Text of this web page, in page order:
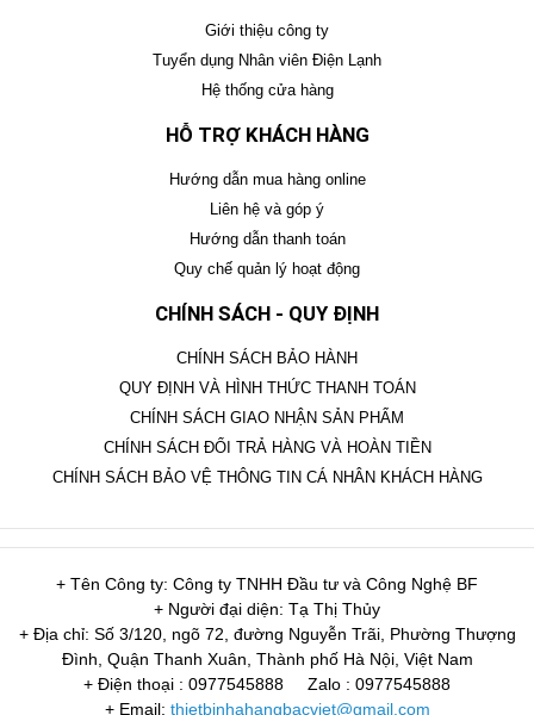
Giới thiệu công ty
Tuyển dụng Nhân viên Điện Lạnh
Hệ thống cửa hàng
HỖ TRỢ KHÁCH HÀNG
Hướng dẫn mua hàng online
Liên hệ và góp ý
Hướng dẫn thanh toán
Quy chế quản lý hoạt động
CHÍNH SÁCH - QUY ĐỊNH
CHÍNH SÁCH BẢO HÀNH
QUY ĐỊNH VÀ HÌNH THỨC THANH TOÁN
CHÍNH SÁCH GIAO NHẬN SẢN PHẨM
CHÍNH SÁCH ĐỔI TRẢ HÀNG VÀ HOÀN TIỀN
CHÍNH SÁCH BẢO VỆ THÔNG TIN CÁ NHÂN KHÁCH HÀNG
+ Tên Công ty: Công ty TNHH Đầu tư và Công Nghệ BF
+ Người đại diện: Tạ Thị Thủy
+ Địa chỉ: Số 3/120, ngõ 72, đường Nguyễn Trãi, Phường Thượng
Đình, Quận Thanh Xuân, Thành phố Hà Nội, Việt Nam
+ Điện thoại : 0977545888
Zalo : 0977545888
+ Email: thietbinhahangbacviet@gmail.com